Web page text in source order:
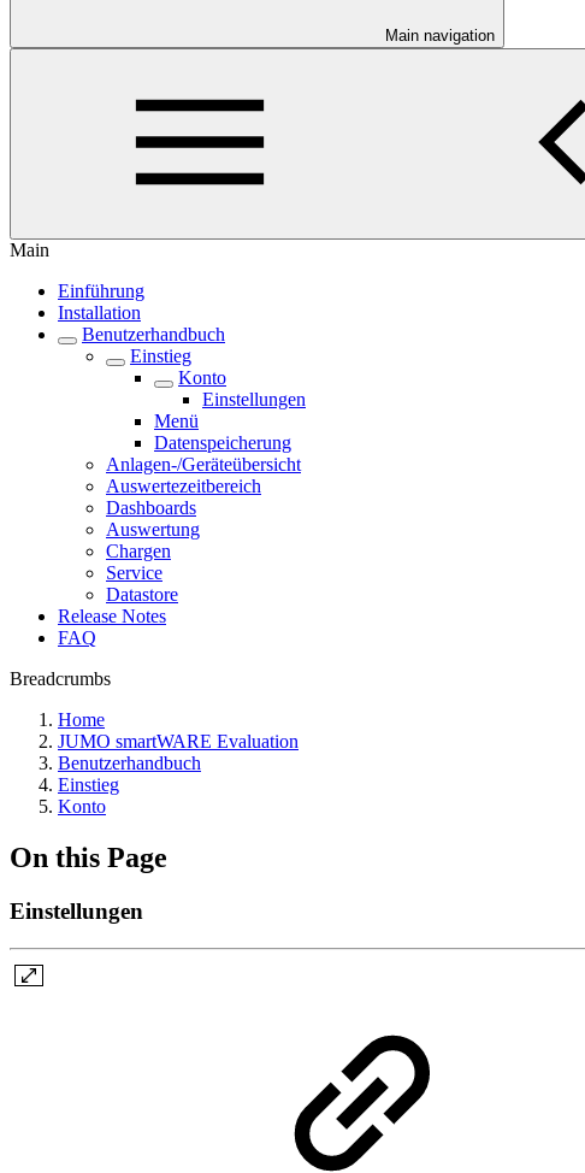
Main navigation
Main
Einführung
Installation
Benutzerhandbuch
Einstieg
Konto
Einstellungen
Menü
Datenspeicherung
Anlagen-/Geräteübersicht
Auswertezeitbereich
Dashboards
Auswertung
Chargen
Service
Datastore
Release Notes
FAQ
Breadcrumbs
Home
JUMO smartWARE Evaluation
Benutzerhandbuch
Einstieg
Konto
On this Page
Einstellungen